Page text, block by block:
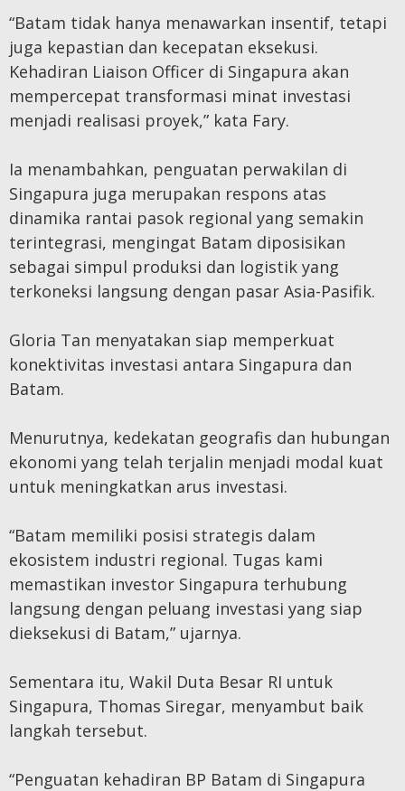
“Batam tidak hanya menawarkan insentif, tetapi
juga kepastian dan kecepatan eksekusi.
Kehadiran Liaison Officer di Singapura akan
mempercepat transformasi minat investasi
menjadi realisasi proyek,” kata Fary.
Ia menambahkan, penguatan perwakilan di
Singapura juga merupakan respons atas
dinamika rantai pasok regional yang semakin
terintegrasi, mengingat Batam diposisikan
sebagai simpul produksi dan logistik yang
terkoneksi langsung dengan pasar Asia-Pasifik.
Gloria Tan menyatakan siap memperkuat
konektivitas investasi antara Singapura dan
Batam.
Menurutnya, kedekatan geografis dan hubungan
ekonomi yang telah terjalin menjadi modal kuat
untuk meningkatkan arus investasi.
“Batam memiliki posisi strategis dalam
ekosistem industri regional. Tugas kami
memastikan investor Singapura terhubung
langsung dengan peluang investasi yang siap
dieksekusi di Batam,” ujarnya.
Sementara itu, Wakil Duta Besar RI untuk
Singapura, Thomas Siregar, menyambut baik
langkah tersebut.
“Penguatan kehadiran BP Batam di Singapura